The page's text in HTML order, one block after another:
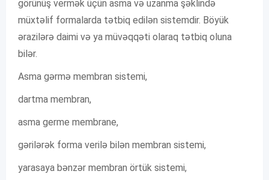
görünüş vermək üçün asma və uzanma şəklində
müxtəlif formalarda tətbiq edilən sistemdir. Böyük
ərazilərə daimi və ya müvəqqəti olaraq tətbiq oluna
bilər.
Asma gərmə membran sistemi,
dartma membran,
asma germe membrane,
gərilərək forma verilə bilən membran sistemi,
yarasaya bənzər membran örtük sistemi,